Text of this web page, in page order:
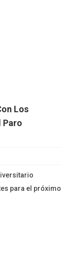
Los
Paro
para el próximo